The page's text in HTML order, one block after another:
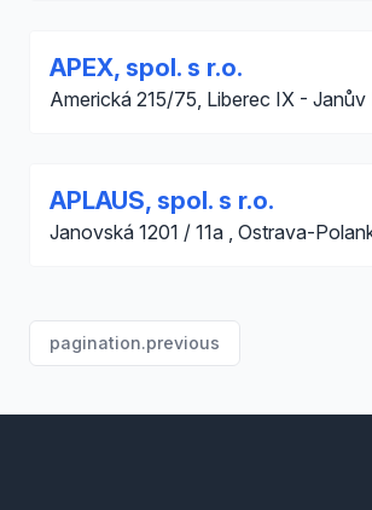
APEX, spol. s r.o.
Americká 215/75, Liberec IX - Janův
APLAUS, spol. s r.o.
Janovská 1201 / 11a , Ostrava-
pagination.previous